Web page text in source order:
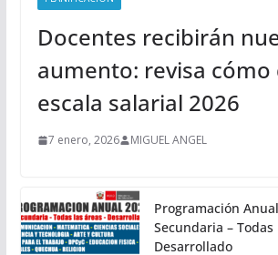
Docentes recibirán
aumento: revisa cómo
escala salarial 2026
7 enero, 2026 MIGUEL ANGEL
Programación
Secundaria –
Desarrollado